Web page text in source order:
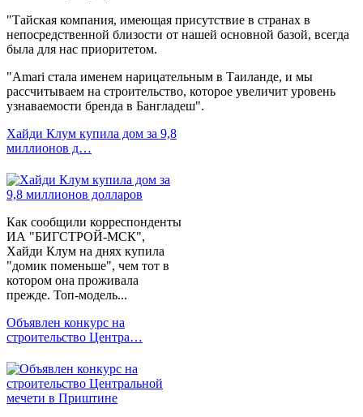
"Тайская компания, имеющая присутствие в странах в
непосредственной близости от нашей основной базой, всегда
была для нас приоритетом.
"Amari стала именем нарицательным в Таиланде, и мы
рассчитываем на строительство, которое увеличит уровень
узнаваемости бренда в Бангладеш".
Хайди Клум купила дом за 9,8
миллионов д…
Как сообщили корреспонденты
ИА "БИГСТРОЙ-МСК",
Хайди Клум на днях купила
"домик поменьше", чем тот в
котором она проживала
прежде. Топ-модель...
Объявлен конкурс на
строительство Центра…